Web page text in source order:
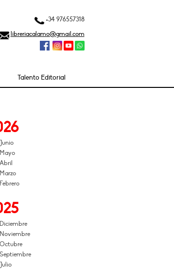
+34 976557318
libreriacalamo@gmail.com
Talento Editorial
Junio
Mayo
Abril
Marzo
Febrero
Diciembre
Noviembre
Octubre
Septiembre
Julio